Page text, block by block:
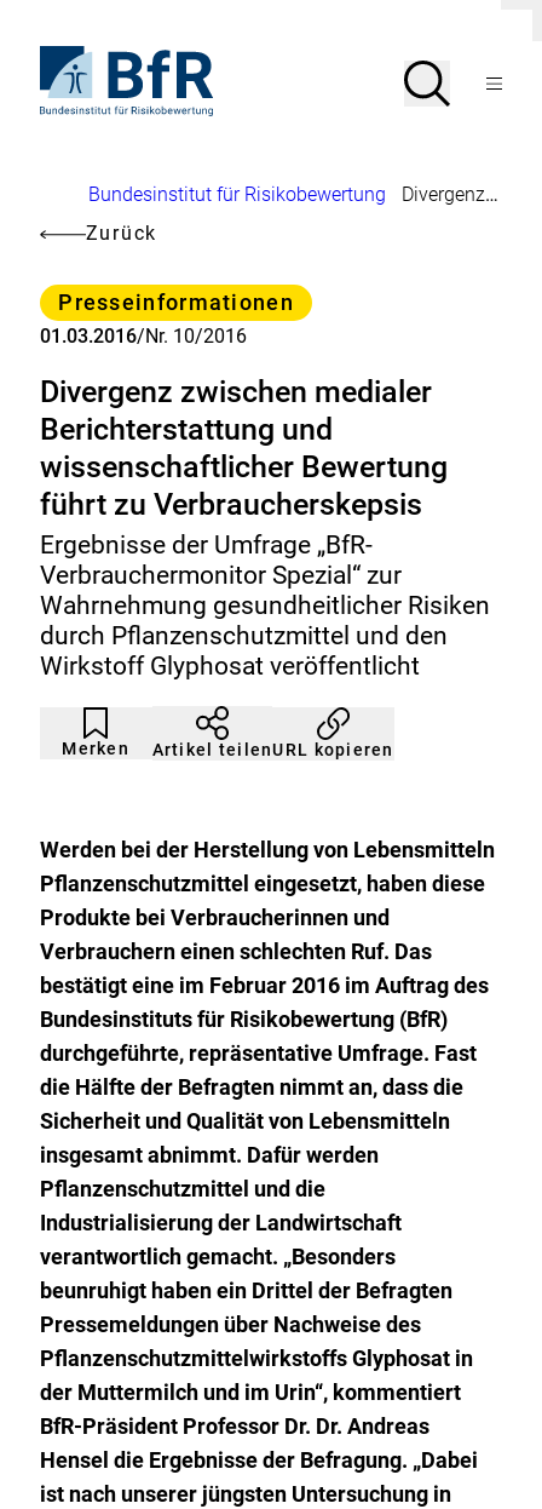
Seiteninhalt
springenStartseite
von
Suche
SucheMenü
Brotkrumennavigation
Bundesinstitut für Risikobewertung
Divergenz zwischen medialer Berichterstattung und wissenschaftlicher Bewertung führt zu Verbraucherskepsis
Zurück
Kategorie
Presseinformationen
01.03.2016/Nr. 10/2016
Divergenz zwischen medialer
Berichterstattung und
wissenschaftlicher Bewertung
führt zu Verbraucherskepsis
Ergebnisse der Umfrage „BfR-
Verbrauchermonitor Spezial“ zur
Wahrnehmung gesundheitlicher Risiken
durch Pflanzenschutzmittel und den
Wirkstoff Glyphosat veröffentlicht
Merken
Artikel
nicht
gemerkt
Durch
Klicken
der
Artikel teilenURL kopieren
Werden bei der Herstellung von Lebensmitteln
Pflanzenschutzmittel eingesetzt, haben diese
Produkte bei Verbraucherinnen und
Verbrauchern einen schlechten Ruf. Das
bestätigt eine im Februar 2016 im Auftrag des
Bundesinstituts für Risikobewertung (BfR)
durchgeführte, repräsentative Umfrage. Fast
die Hälfte der Befragten nimmt an, dass die
Sicherheit und Qualität von Lebensmitteln
insgesamt abnimmt. Dafür werden
Pflanzenschutzmittel und die
Industrialisierung der Landwirtschaft
verantwortlich gemacht. „Besonders
beunruhigt haben ein Drittel der Befragten
Pressemeldungen über Nachweise des
Pflanzenschutzmittelwirkstoffs Glyphosat in
der Muttermilch und im Urin“, kommentiert
BfR-Präsident Professor Dr. Dr. Andreas
Hensel die Ergebnisse der Befragung. „Dabei
ist nach unserer jüngsten Untersuchung in